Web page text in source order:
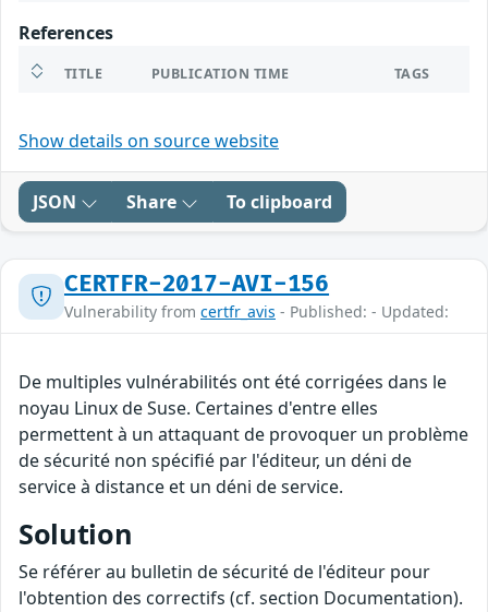
References
TITLE PUBLICATION TIME TAGS
Show details on source website
JSON Share To clipboard
CERTFR-2017-AVI-156
Vulnerability from certfr_avis - Published: - Updated:
De multiples vulnérabilités ont été corrigées dans le
noyau Linux de Suse. Certaines d'entre elles
permettent à un attaquant de provoquer un problème
de sécurité non spécifié par l'éditeur, un déni de
service à distance et un déni de service.
Solution
Se référer au bulletin de sécurité de l'éditeur pour
l'obtention des correctifs (cf. section Documentation).